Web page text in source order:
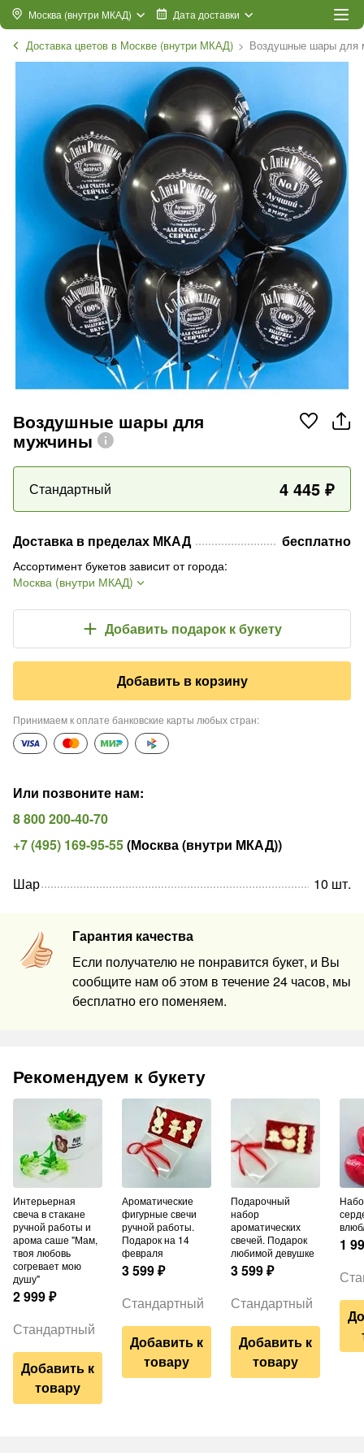
Москва (внутри МКАД) Дата доставки
Доставка цветов в Москве (внутри МКАД) Воздушные шары для
Воздушные шары для
мужчины
Стандартный 4 445 ₽
Доставка в пределах МКАД бесплатно
Ассортимент букетов зависит от города:
Москва (внутри МКАД)
Добавить подарок к букету
Добавить в корзину
Принимаем к оплате банковские карты любых стран:
Или позвоните нам:
8 800 200-40-70
+7 (495) 169-95-55(Москва (внутри МКАД))
Гарантия качества
Если получателю не понравится букет, и Вы
сообщите нам об этом в течение 24 часов, мы
бесплатно его поменяем.
Шар 10 шт.
Рекомендуем к букету
Интерьерная
свеча в стакане
ручной работы и
арома саше "Мам,
твоя любовь
согревает мою
душу"
2 999₽
Стандартный
Добавить к
товару
Ароматические
фигурные свечи
ручной работы.
Подарок на 14
февраля
3 599₽
Стандартный
Добавить к
товару
Подарочный
набор
ароматических
свечей. Подарок
любимой девушке
3 599₽
Стандартный
Добавить к
товару
Набор шаров из 3
1